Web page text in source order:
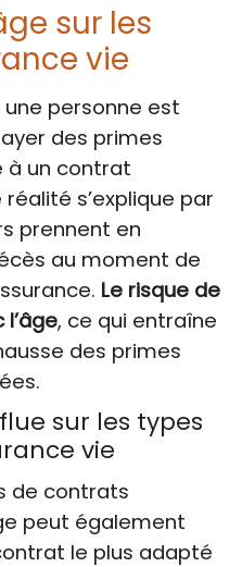
sur les
vie
une personne est
des primes
à un contrat
s’explique par
prennent en
au moment de
Le risque de
, ce qui entraîne
des primes
sur les types
vie
de contrats
peut également
le plus adapté